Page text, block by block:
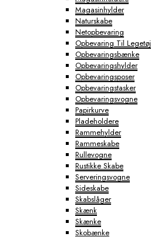
Magasinhylder
Naturskabe
Netopbevaring
Opbevaring Til Legetøj
Opbevaringsbænke
Opbevaringshylder
Opbevaringsposer
Opbevaringstasker
Opbevaringsvogne
Papirkurve
Pladeholdere
Rammehylder
Rammeskabe
Rullevogne
Rustikke Skabe
Serveringsvogne
Sideskabe
Skabslåger
Skænk
Skænke
Skobænke